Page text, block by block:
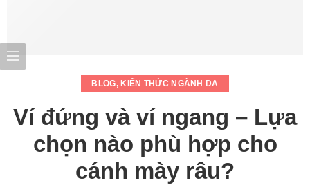
BLOG,KIẾN THỨC NGÀNH DA
Ví đứng và ví ngang – Lựa
chọn nào phù hợp cho
cánh mày râu?